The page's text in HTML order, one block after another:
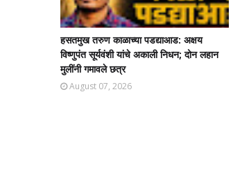
हसतमुख तरुण काळाच्या पडद्याआड: अक्षय
विष्णुपंत सूर्यवंशी यांचे अकाली निधन; दोन लहान
मुलींनी गमावले छत्र
August 07, 2026